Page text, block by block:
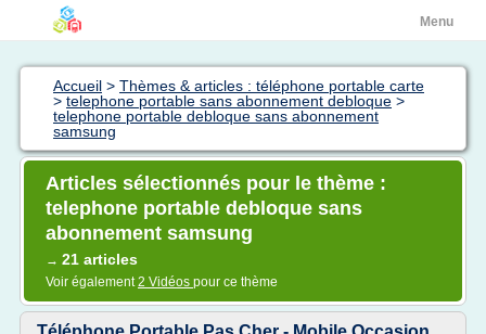
Menu
Accueil > Thèmes & articles : téléphone portable carte
> telephone portable sans abonnement debloque >
telephone portable debloque sans abonnement
samsung
Articles sélectionnés pour le thème :
telephone portable debloque sans
abonnement samsung
→ 21 articles
Voir également2 Vidéos pour ce thème